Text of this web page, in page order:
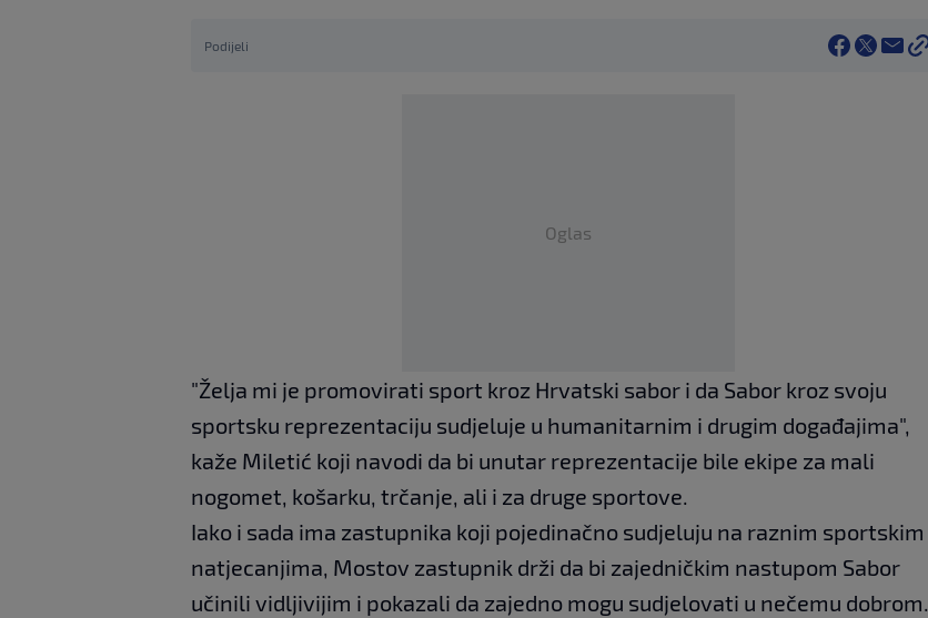
Podijeli
Oglas
"Želja mi je promovirati sport kroz Hrvatski sabor i da Sabor kroz svoju
sportsku reprezentaciju sudjeluje u humanitarnim i drugim događajima",
kaže Miletić koji navodi da bi unutar reprezentacije bile ekipe za mali
nogomet, košarku, trčanje, ali i za druge sportove.
Iako i sada ima zastupnika koji pojedinačno sudjeluju na raznim sportskim
natjecanjima, Mostov zastupnik drži da bi zajedničkim nastupom Sabor
učinili vidljivijim i pokazali da zajedno mogu sudjelovati u nečemu dobrom.